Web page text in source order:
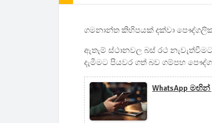
ගමනාන්ත කිහිපයක් දක්වා
ඇතැම් ස්ථානවල බස් රථ
දැමීමට පියවර ගත් බව ගම්පහ
WhatsApp